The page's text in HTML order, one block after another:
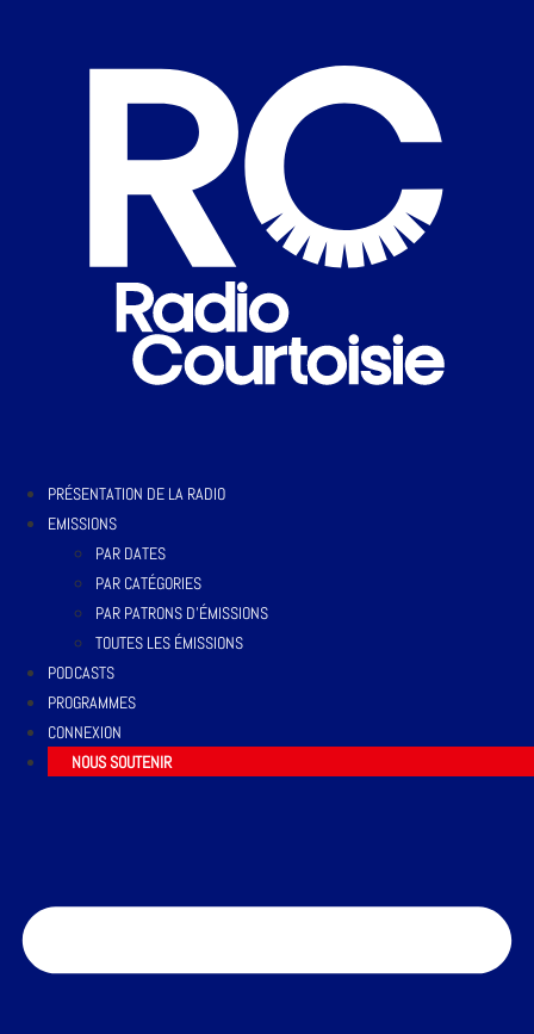
PRÉSENTATION DE LA RADIO
EMISSIONS
PAR DATES
PAR CATÉGORIES
PAR PATRONS D’ÉMISSIONS
TOUTES LES ÉMISSIONS
PODCASTS
PROGRAMMES
CONNEXION
NOUS SOUTENIR